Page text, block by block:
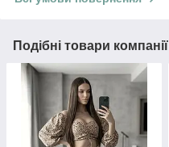
Подібні товари компанії